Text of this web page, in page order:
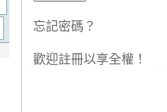
忘記密碼？
歡迎註冊以享全權！